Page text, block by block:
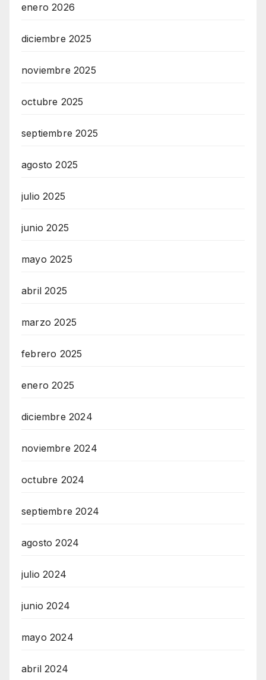
enero 2026
diciembre 2025
noviembre 2025
octubre 2025
septiembre 2025
agosto 2025
julio 2025
junio 2025
mayo 2025
abril 2025
marzo 2025
febrero 2025
enero 2025
diciembre 2024
noviembre 2024
octubre 2024
septiembre 2024
agosto 2024
julio 2024
junio 2024
mayo 2024
abril 2024